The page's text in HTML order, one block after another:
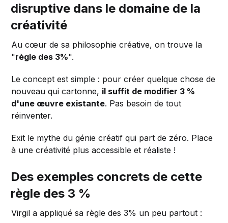
disruptive dans le domaine de la
créativité
Au cœur de sa philosophie créative, on trouve la
"règle des 3%".
Le concept est simple : pour créer quelque chose de
nouveau qui cartonne, il suffit de modifier 3 %
d'une œuvre existante. Pas besoin de tout
réinventer.
Exit le mythe du génie créatif qui part de zéro. Place
à une créativité plus accessible et réaliste !
Des exemples concrets de cette
règle des 3 %
Virgil a appliqué sa règle des 3% un peu partout :